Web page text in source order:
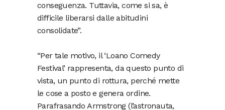
conseguenza. Tuttavia, come si sa, è
difficile liberarsi dalle abitudini
consolidate”.
“Per tale motivo, il ‘Loano Comedy
Festival’ rappresenta, da questo punto di
vista, un punto di rottura, perché mette
le cose a posto e genera ordine.
Parafrasando Armstrong (l’astronauta,